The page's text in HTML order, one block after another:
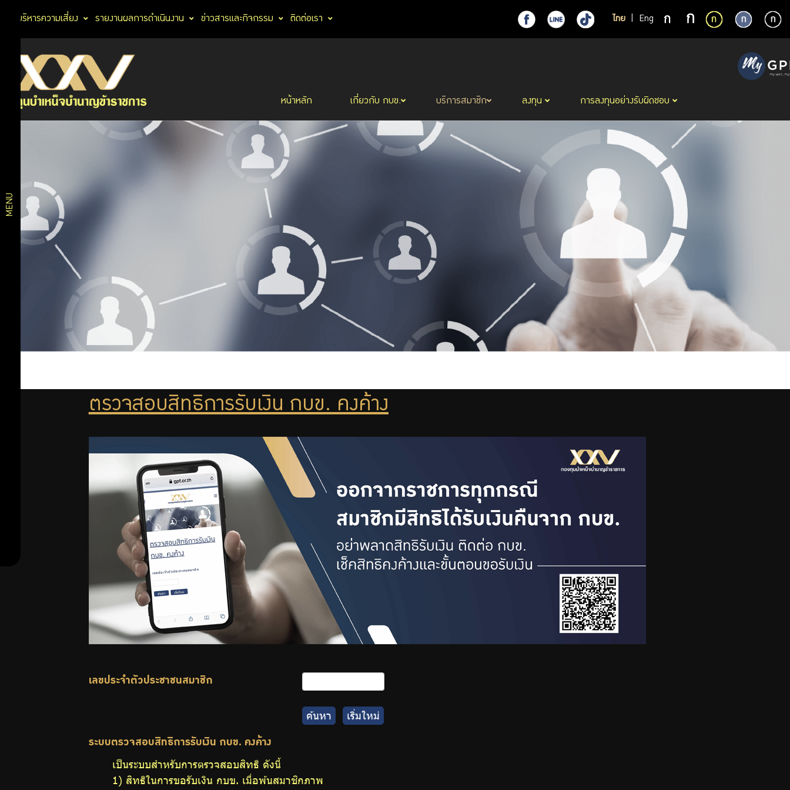
ไทย Eng
การบริหารความเสี่ยง รายงานผลการดำเนินงาน ข่าวสารและกิจกรรม ติดต่อเรา
หน้าหลัก เกี่ยวกับ กบข. บริการสมาชิก ลงทุน การลงทุนอย่างรับผิดชอบ
MENU
สมาชิก
ลงทุน
ออม
เพิ่ม
ตรวจสอบสิทธิการรับเงิน กบข. คงค้าง
เลขประจำตัวประชาชนสมาชิก
ค้นหา เริ่มใหม่
ระบบตรวจสอบสิทธิการรับเงิน กบข. คงค้าง
เป็นระบบสำหรับการตรวจสอบสิทธิ ดังนี้
1) สิทธิในการขอรับเงิน กบข. เมื่อพ้นสมาชิกภาพ